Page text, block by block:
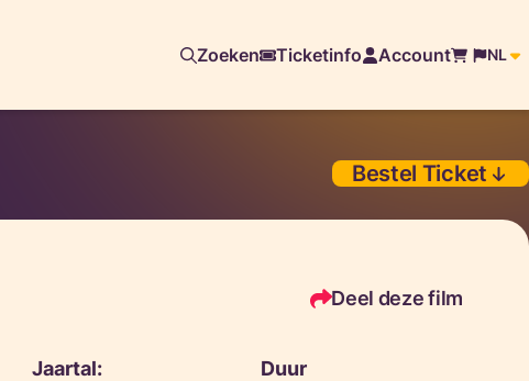
Zoeken Ticketinfo Account NL
Bestel Ticket
Deel deze film
Jaartal:
Duur